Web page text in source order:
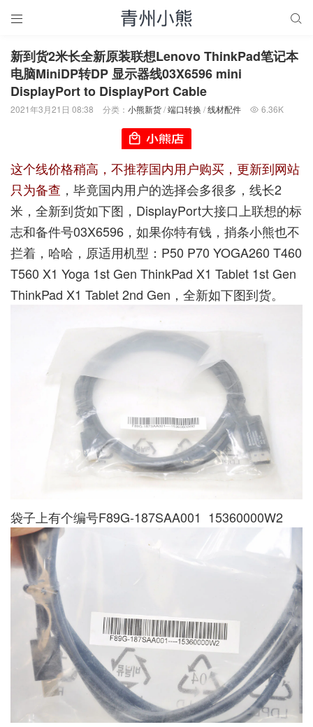
 
新到货2米长全新原装联想Lenovo ThinkPad笔记本
电脑MiniDP转DP 显示器线03X6596 mini
DisplayPort to DisplayPort Cable
2021年3月21日 08:38 分类： 小熊新货/端口转换 /线材配件  6.36K
这个线价格稍高，不推荐国内用户购买，更新到网站
只为备查 ，毕竟国内用户的选择会多很多，线长2
米，全新到货如下图，DisplayPort大接口上联想的标
志和备件号03X6596，如果你特有钱，捎条小熊也不
拦着，哈哈，原适用机型：P50 P70 YOGA260 T460
T560 X1 Yoga 1st Gen ThinkPad X1 Tablet 1st Gen
ThinkPad X1 Tablet 2nd Gen，全新如下图到货。
袋子上有个编号F89G-187SAA001 15360000W2